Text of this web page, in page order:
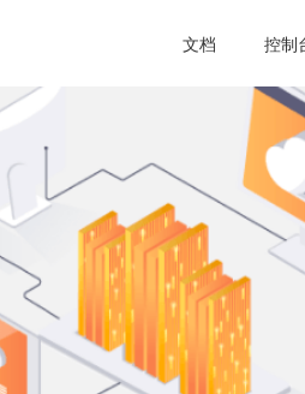
文档 控制